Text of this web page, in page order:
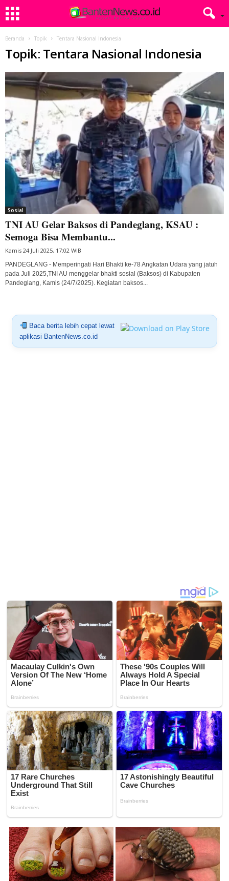
Beranda Topik Tentara Nasional Indonesia
Topik: Tentara Nasional Indonesia
Sosial
TNI AU Gelar Baksos di Pandeglang, KSAU :
Semoga Bisa Membantu...
Kamis 24 Juli 2025, 17:02 WIB
PANDEGLANG - Memperingati Hari Bhakti ke-78 Angkatan Udara yang jatuh
pada Juli 2025,TNI AU menggelar bhakti sosial (Baksos) di Kabupaten
Pandeglang, Kamis (24/7/2025). Kegiatan baksos...
Baca berita lebih cepat lewat
aplikasi BantenNews.co.id